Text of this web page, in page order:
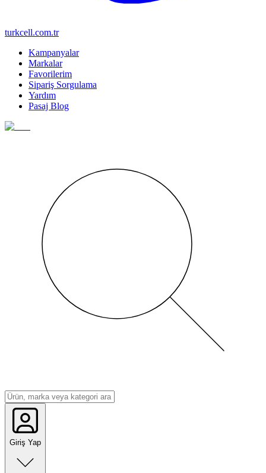
turkcell.com.tr
Kampanyalar
Markalar
Favorilerim
Sipariş Sorgulama
Yardım
Pasaj Blog
Giriş Yap